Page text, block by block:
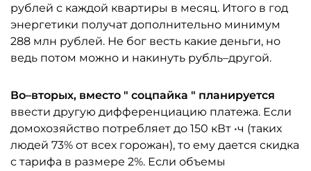
рублей с каждой квартиры в месяц. Итого в год
энергетики получат дополнительно минимум
288 млн рублей. Не бог весть какие деньги, но
ведь потом можно и накинуть рубль–другой.
Во–вторых, вместо " соцпайка " планируется
ввести другую дифференциацию платежа. Если
домохозяйство потребляет до 150 кВт •ч (таких
людей 73% от всех горожан), то ему дается скидка
с тарифа в размере 2%. Если объемы